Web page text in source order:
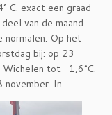
C. exact een graad
van de maand
normalen. Op het
bij: op 23
Wichelen tot -1,6°C.
november. In